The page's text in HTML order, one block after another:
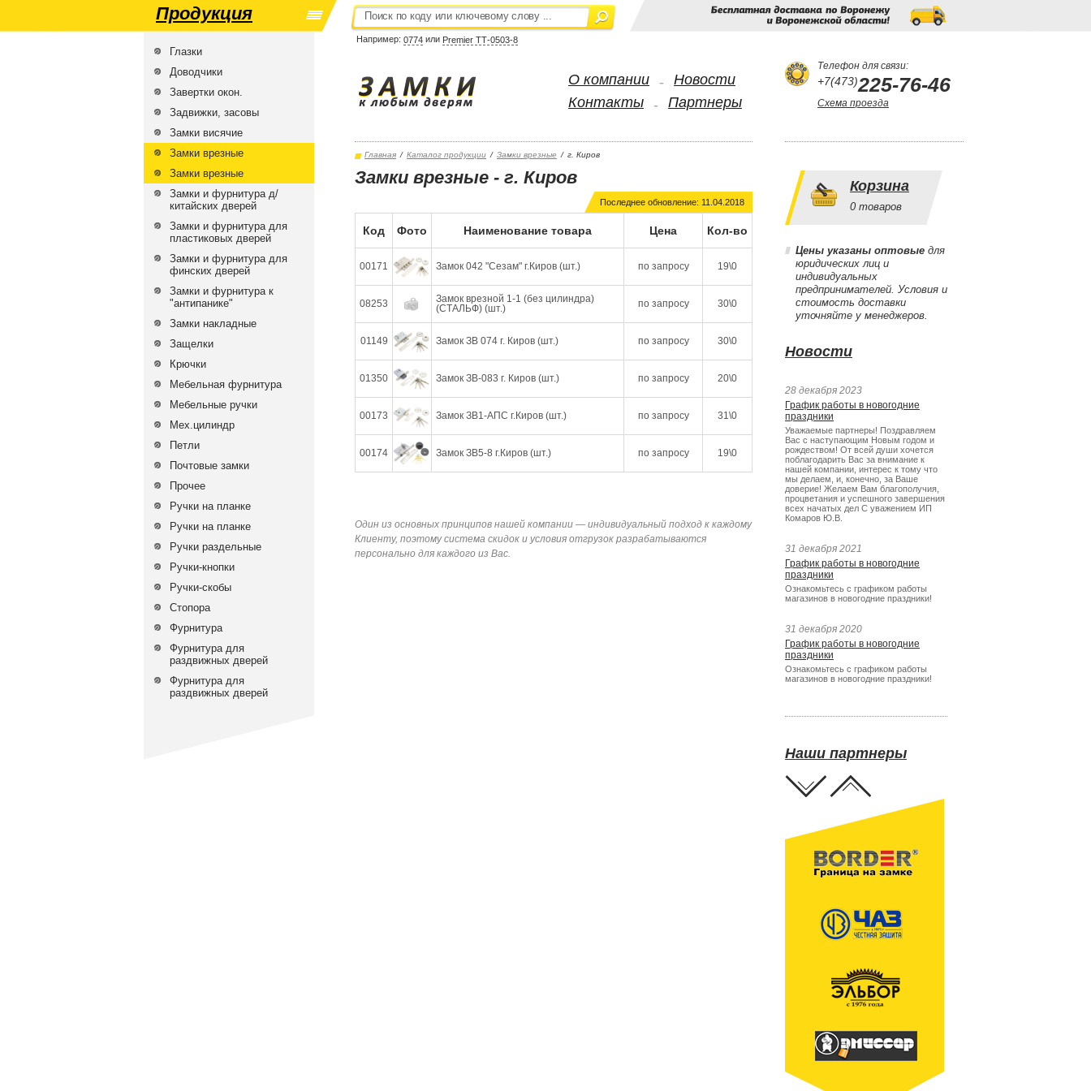
Продукция
Например: 0774 или Premier ТТ-0503-8
Глазки
Доводчики
Завертки окон.
Задвижки, засовы
Замки висячие
Замки врезные
Замки врезные
Замки и фурнитура д/
китайских дверей
Замки и фурнитура для
пластиковых дверей
Замки и фурнитура для
финских дверей
Замки и фурнитура к
"антипанике"
Замки накладные
Защелки
Крючки
Мебельная фурнитура
Мебельные ручки
Мех.цилиндр
Петли
Почтовые замки
Прочее
Ручки на планке
Ручки на планке
Ручки раздельные
Ручки-кнопки
Ручки-скобы
Стопора
Фурнитура
Фурнитура для
раздвижных дверей
Фурнитура для
раздвижных дверей
О компании -
Новости
Контакты
- Партнеры
Главная / Каталог продукции / Замки врезные / г. Киров
Замки врезные - г. Киров
Последнее обновление: 11.04.2018
Код Фото Наименование товара Цена Кол-во
00171 Замок 042 "Сезам" г.Киров (шт.) по запросу 19\0
08253
Замок врезной 1-1 (без цилиндра)
(СТАЛЬФ) (шт.)
по запросу 30\0
01149 Замок ЗВ 074 г. Киров (шт.) по запросу 30\0
01350 Замок ЗВ-083 г. Киров (шт.) по запросу 20\0
00173 Замок ЗВ1-АПС г.Киров (шт.) по запросу 31\0
00174 Замок ЗВ5-8 г.Киров (шт.) по запросу 19\0
Один из основных принципов нашей компании — индивидуальный подход к каждому
Клиенту, поэтому система скидок и условия отгрузок разрабатываются
персонально для каждого из Вас.
Телефон для связи:
+7(473)225-76-46
Схема проезда
Корзина
0 товаров
Цены указаны оптовые для
юридических лиц и
индивидуальных
предпринимателей. Условия и
стоимость доставки
уточняйте у менеджеров.
Новости
28 декабря 2023
График работы в новогодние
праздники
Уважаемые партнеры! Поздравляем
Вас с наступающим Новым годом и
рождеством! От всей души хочется
поблагодарить Вас за внимание к
нашей компании, интерес к тому что
мы делаем, и, конечно, за Ваше
доверие! Желаем Вам благополучия,
процветания и успешного завершения
всех начатых дел С уважением ИП
Комаров Ю.В.
31 декабря 2021
График работы в новогодние
праздники
Ознакомьтесь с графиком работы
магазинов в новогодние праздники!
31 декабря 2020
График работы в новогодние
праздники
Ознакомьтесь с графиком работы
магазинов в новогодние праздники!
Наши партнеры